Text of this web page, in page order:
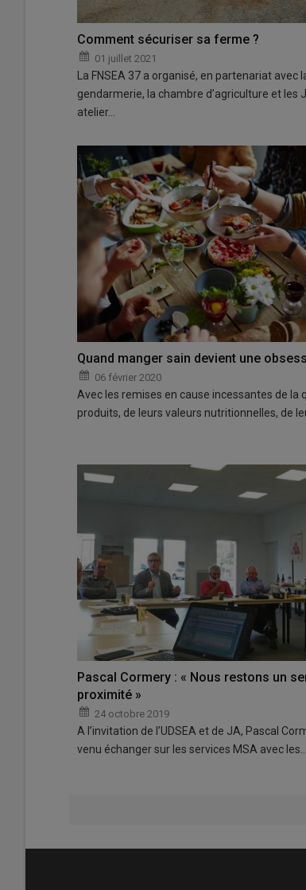
Comment sécuriser sa ferme ?
01 juillet 2021
La FNSEA 37 a organisé, en partenariat avec
gendarmerie, la chambre d’agriculture et les
atelier…
Quand manger sain devient une
06 février 2020
Avec les remises en cause incessantes de la
produits, de leurs valeurs nutritionnelles, de
Pascal Cormery : « Nous restons un
proximité »
24 octobre 2019
A l’invitation de l’UDSEA et de JA, Pascal
venu échanger sur les services MSA avec les…